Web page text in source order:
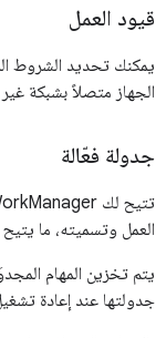
قيود العمل
يمكنك تحديد الشروط
الجهاز متصلاً بشبكة
جدولة فعّالة
تتيح لك WorkManager
العمل وتسميته، ما
جدولتها عند إعادة